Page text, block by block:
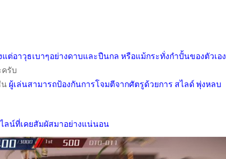
แต่อาวุธเบาๆอย่างดาบและปืนกล หรือแม้กระทั่งกำปั้นของตัวเอง
ครับ
ผู้เล่นสามารถป้องกันการโจมตีจากศัตรูด้วยการ สไลด์ พุ่งหลบ
ลน์ที่เคยสัมผัสมาอย่างแน่นอน